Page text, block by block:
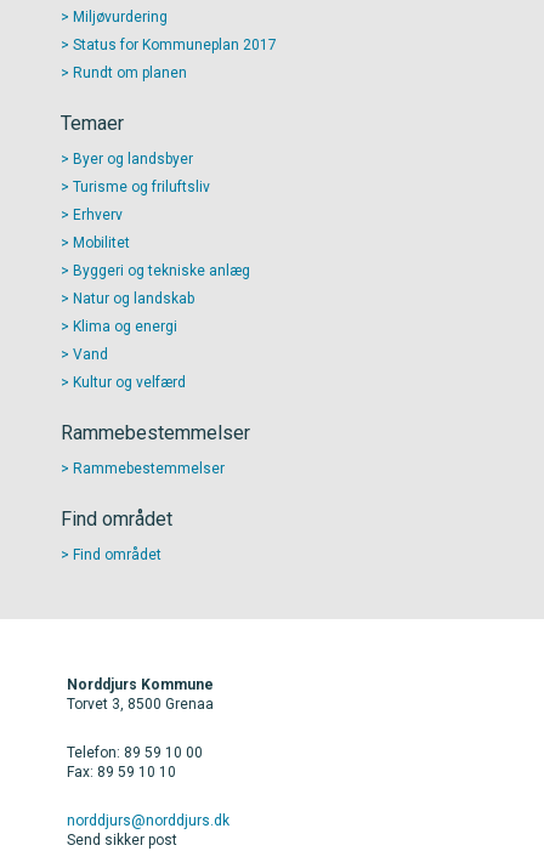
Miljøvurdering
Status for Kommuneplan 2017
Rundt om planen
Temaer
Byer og landsbyer
Turisme og friluftsliv
Erhverv
Mobilitet
Byggeri og tekniske anlæg
Natur og landskab
Klima og energi
Vand
Kultur og velfærd
Rammebestemmelser
Rammebestemmelser
Find området
Find området
Norddjurs Kommune
Torvet 3, 8500 Grenaa
Telefon: 89 59 10 00
Fax: 89 59 10 10
norddjurs@norddjurs.dk
Send sikker post